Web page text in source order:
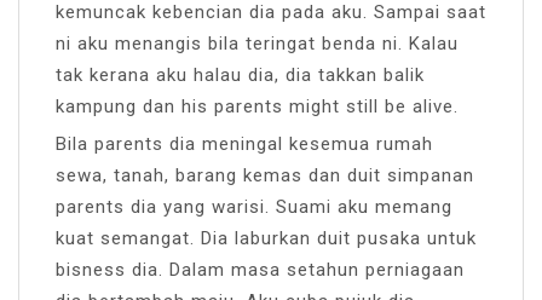
kemuncak kebencian dia pada aku. Sampai saat
ni aku menangis bila teringat benda ni. Kalau
tak kerana aku halau dia, dia takkan balik
kampung dan his parents might still be alive.
Bila parents dia meningal kesemua rumah
sewa, tanah, barang kemas dan duit simpanan
parents dia yang warisi. Suami aku memang
kuat semangat. Dia laburkan duit pusaka untuk
bisness dia. Dalam masa setahun perniagaan